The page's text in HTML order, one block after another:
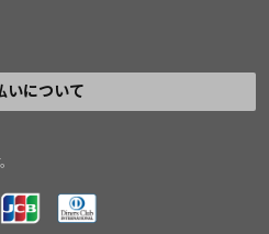
いについて